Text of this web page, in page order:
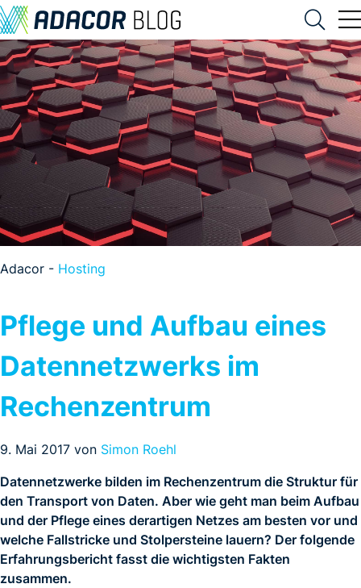
Adacor - Hosting
Pflege und Aufbau eines
Datennetzwerks im
Rechenzentrum
9. Mai 2017 von Simon Roehl
Datennetzwerke bilden im Rechenzentrum die Struktur für
den Transport von Daten. Aber wie geht man beim Aufbau
und der Pflege eines derartigen Netzes am besten vor und
welche Fallstricke und Stolpersteine lauern? Der folgende
Erfahrungsbericht fasst die wichtigsten Fakten
zusammen.